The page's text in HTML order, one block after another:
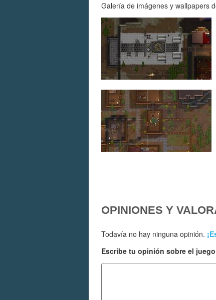
Galería de imágenes y wallpapers
OPINIONES Y
Todavía no hay ninguna opinión.
Escribe tu opinión sobre el juego